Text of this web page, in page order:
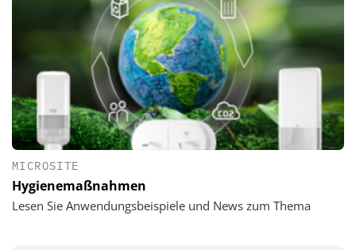
MICROSITE
Hygienemaßnahmen
Lesen Sie Anwendungsbeispiele und News zum Thema